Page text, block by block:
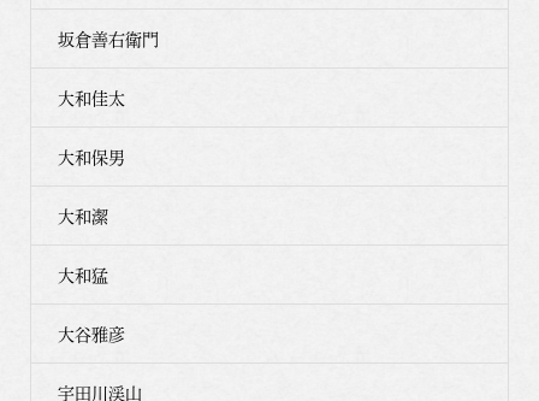
坂倉善右衛門
大和佳太
大和保男
大和潔
大和猛
大谷雅彦
宇田川渓山